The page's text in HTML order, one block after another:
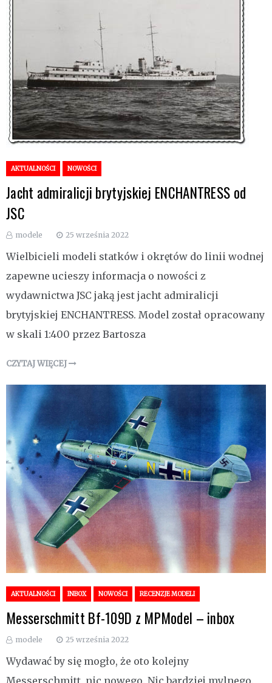
AKTUALNOŚCI NOWOŚCI
Jacht admiralicji brytyjskiej ENCHANTRESS od
JSC
modele 25 września 2022
Wielbicieli modeli statków i okrętów do linii wodnej
zapewne ucieszy informacja o nowości z
wydawnictwa JSC jaką jest jacht admiralicji
brytyjskiej ENCHANTRESS. Model został opracowany
w skali 1:400 przez Bartosza
CZYTAJ WIĘCEJ
AKTUALNOŚCI INBOX NOWOŚCI RECENZJE MODELI
Messerschmitt Bf-109D z MPModel – inbox
modele 25 września 2022
Wydawać by się mogło, że oto kolejny
Messerschmitt, nic nowego. Nic bardziej mylnego.